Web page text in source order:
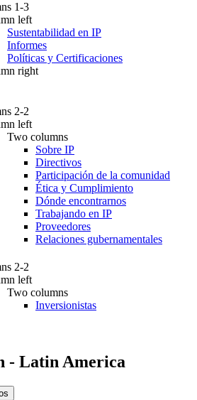
1-3
left
Sustentabilidad en IP
Informes
Políticas y Certificaciones
right
2-2
left
Two columns
Sobre IP
Directivos
Participación de la comunidad
Ética y Cumplimiento
Dónde encontrarnos
Trabajando en IP
Proveedores
Relaciones gubernamentales
2-2
left
Two columns
Inversionistas
- Latin America